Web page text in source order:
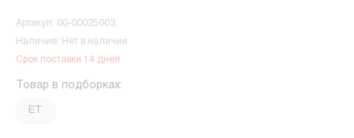
Артикул: 00-00025003
Наличие: Нет в наличии
Срок поставки 14 дней
Товар в подборках:
ET